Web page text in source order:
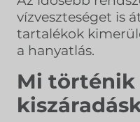
vízveszteséget is
tartalékok
a hanyatlás.
Mi történik